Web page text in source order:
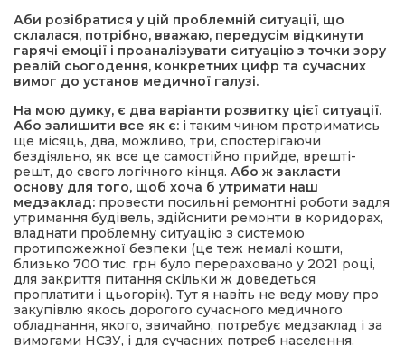
Аби розібратися у цій проблемній ситуації, що
склалася, потрібно, вважаю, передусім відкинути
гарячі емоції і проаналізувати ситуацію з точки зору
реалій сьогодення, конкретних цифр та сучасних
вимог до установ медичної галузі.
На мою думку, є два варіанти розвитку цієї ситуації.
Або залишити все як є: і таким чином протриматись
ще місяць, два, можливо, три, спостерігаючи
бездіяльно, як все це самостійно прийде, врешті-
решт, до свого логічного кінця. Або ж закласти
основу для того, щоб хоча б утримати наш
медзаклад: провести посильні ремонтні роботи задля
утримання будівель, здійснити ремонти в коридорах,
владнати проблемну ситуацію з системою
протипожежної безпеки (це теж немалі кошти,
близько 700 тис. грн було перераховано у 2021 році,
для закриття питання скільки ж доведеться
проплатити і цьогорік). Тут я навіть не веду мову про
закупівлю якось дорогого сучасного медичного
обладнання, якого, звичайно, потребує медзаклад і за
вимогами НСЗУ, і для сучасних потреб населення.